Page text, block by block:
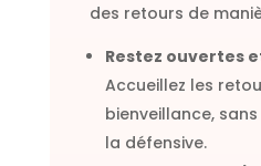
des retours de
Restez ouvertes
Accueillez les
bienveillance,
la défensive.